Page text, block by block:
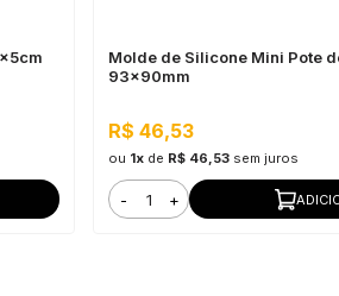
Molde de Silicone Mini Pote
93x90mm
R$ 46,53
ou 1x de R$ 46,53 sem juros
- +